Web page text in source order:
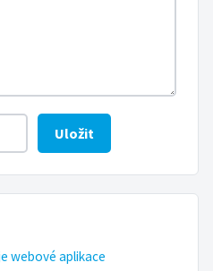
Uložit
webové aplikace